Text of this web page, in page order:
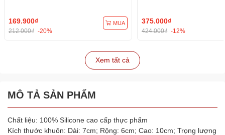
169.900₫
212.000₫ -20%
MUA 375.000₫
424.000₫ -12%
Xem tất cả
MÔ TẢ SẢN PHẨM
Chất liệu: 100% Silicone cao cấp thực phẩm
Kích thước khuôn: Dài: 7cm; Rộng: 6cm; Cao: 10cm; Trọng lượng